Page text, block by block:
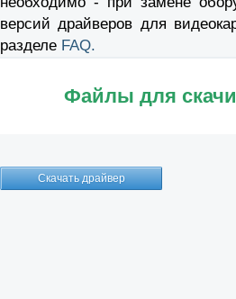
версий драйверов для
разделе FAQ.
Файлы для